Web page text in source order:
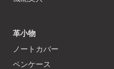
革小物
ノートカバー
ペンケース